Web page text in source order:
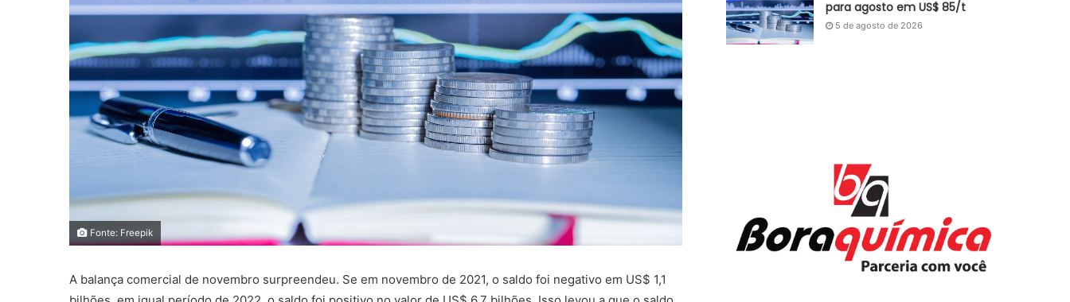
Fonte: Freepik
A balança comercial de novembro surpreendeu. Se em novembro de 2021, o saldo foi negativo em US$ 1,1
para agosto em US$ 85/t
5 de agosto de 2026